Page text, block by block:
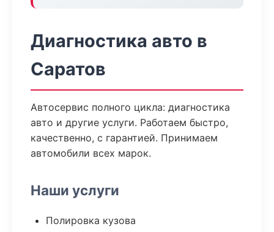
Диагностика авто в
Саратов
Автосервис полного цикла: диагностика
авто и другие услуги. Работаем быстро,
качественно, с гарантией. Принимаем
автомобили всех марок.
Наши услуги
Полировка кузова